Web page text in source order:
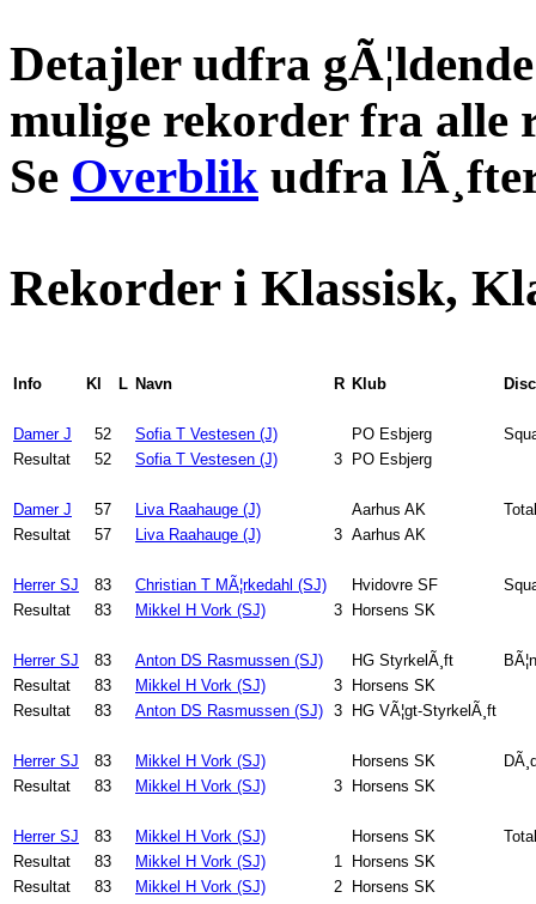
Detajler udfra
mulige rekorder fra alle
Se Overblik udfra
Rekorder i Klassisk,
Info Kl L Navn R Klub
Damer J 52 Sofia T Vestesen (J) PO Esbjerg
Resultat
52 Sofia T Vestesen (J) 3 PO Esbjerg
Damer J 57 Liva Raahauge (J) Aarhus AK
Total
Resultat
57 Liva Raahauge (J) 3 Aarhus AK
Herrer SJ 83 Christian T MÃ¦rkedahl (SJ) Hvidovre SF
Resultat
83 Mikkel H Vork (SJ) 3 Horsens SK
Herrer SJ 83 Anton DS Rasmussen (SJ) HG StyrkelÃ¸ft
Resultat
83 Mikkel H Vork (SJ) 3
Horsens SK
Resultat
83 Anton DS Rasmussen (SJ) 3 HG VÃ¦gt-StyrkelÃ¸ft
Herrer SJ 83 Mikkel H Vork (SJ) Horsens SK
Resultat
83 Mikkel H Vork (SJ) 3 Horsens SK
Herrer SJ 83 Mikkel H Vork (SJ) Horsens SK
Total
Resultat
83 Mikkel H Vork (SJ) 1
Horsens SK
Resultat
83 Mikkel H Vork (SJ) 2
Horsens SK